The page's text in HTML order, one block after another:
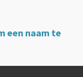
een naam te